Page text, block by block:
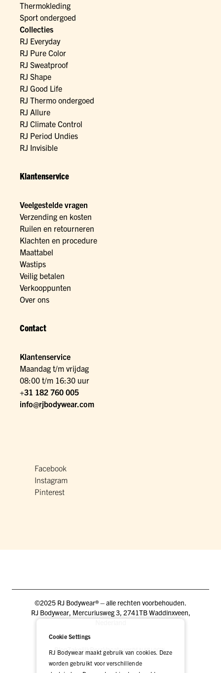
Thermokleding
Sport ondergoed
Collecties
RJ Everyday
RJ Pure Color
RJ Sweatproof
RJ Shape
RJ Good Life
RJ Thermo ondergoed
RJ Allure
RJ Climate Control
RJ Period Undies
RJ Invisible
Klantenservice
Veelgestelde vragen
Verzending en kosten
Ruilen en retourneren
Klachten en procedure
Maattabel
Wastips
Veilig betalen
Verkooppunten
Over ons
Contact
Klantenservice
Maandag t/m vrijdag
08:00 t/m 16:30 uur
+31 182 760 005
info@rjbodywear.com
Facebook
Instagram
Pinterest
©2025 RJ Bodywear® – alle rechten voorbehouden.
RJ Bodywear, Mercuriusweg 3, 2741TB Waddinxveen,
BlogZakelijkPers VacaturesDEALER LOGIN
Cookie Settings
RJ Bodywear maakt gebruik van cookies. Deze
worden gebruikt voor verschillende